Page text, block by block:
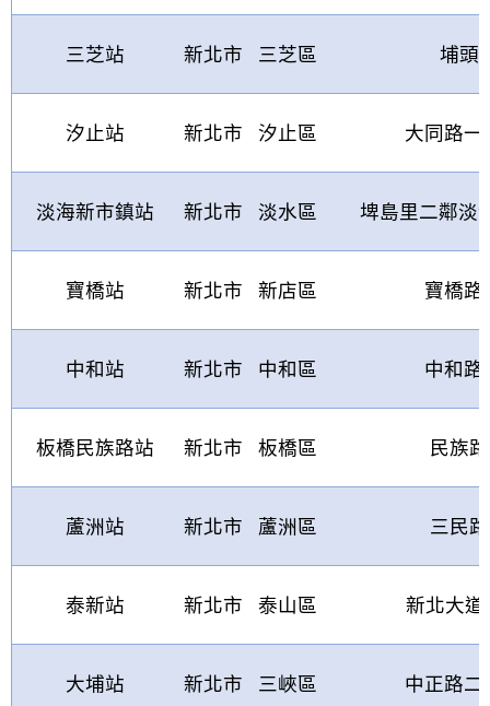
三芝站 新北市 三芝區 埔頭
汐止站 新北市 汐止區 大同路一
淡海新市鎮站 新北市 淡水區 埤島里二鄰淡
寶橋站 新北市 新店區 寶橋路
中和站 新北市 中和區 中和路
板橋民族路站 新北市 板橋區 民族路
蘆洲站 新北市 蘆洲區 三民路
泰新站 新北市 泰山區 新北大道
大埔站 新北市 三峽區 中正路二